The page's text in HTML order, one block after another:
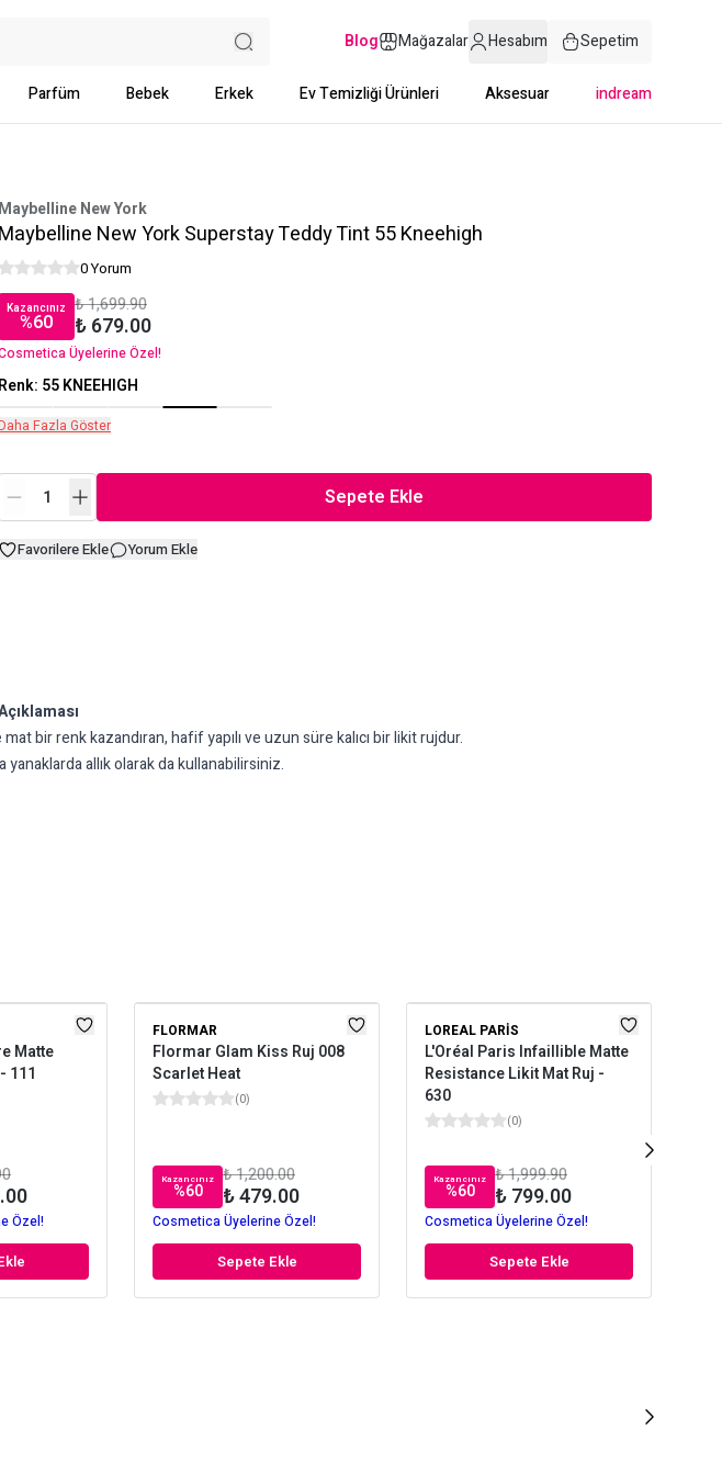
Blog Mağazalar Hesabım Sepetim
Parfüm Bebek Erkek Ev Temizliği Ürünleri Aksesuar indream
Maybelline New York
Maybelline New York Superstay Teddy Tint 55 Kneehigh
0 Yorum
Kazancınız
%60
₺ 1,699.90
₺ 679.00
Üyelerine Özel!
Renk: 55 KNEEHIGH
Fazla Göster
Sepete Ekle
Favorilere Ekle Yorum Ekle
bir renk kazandıran, hafif yapılı ve uzun süre kalıcı bir likit rujdur.
allık olarak da kullanabilirsiniz.
Matte
111
Özel!
FLORMAR
Flormar Glam Kiss Ruj 008
Scarlet Heat
(0)
Kazancınız
%60
₺ 1,200.00
₺ 479.00
Cosmetica Üyelerine Özel!
Sepete Ekle
LOREAL PARIS
L'Oréal Paris Infaillible Matte
Resistance Likit Mat Ruj -
630
(0)
Kazancınız
%60
₺ 1,999.90
₺ 799.00
Cosmetica Üyelerine Özel!
Sepete Ekle